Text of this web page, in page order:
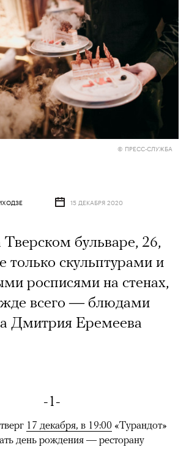
© ПРЕСС-СЛУЖБА
15 ДЕКАБРЯ 2020
бульваре, 26,
только скульптурами и
росписями на стенах,
всего — блюдами
Дмитрия Еремеева
-1-
17 декабря, в 19:00 «Турандот»
день рождения — ресторану